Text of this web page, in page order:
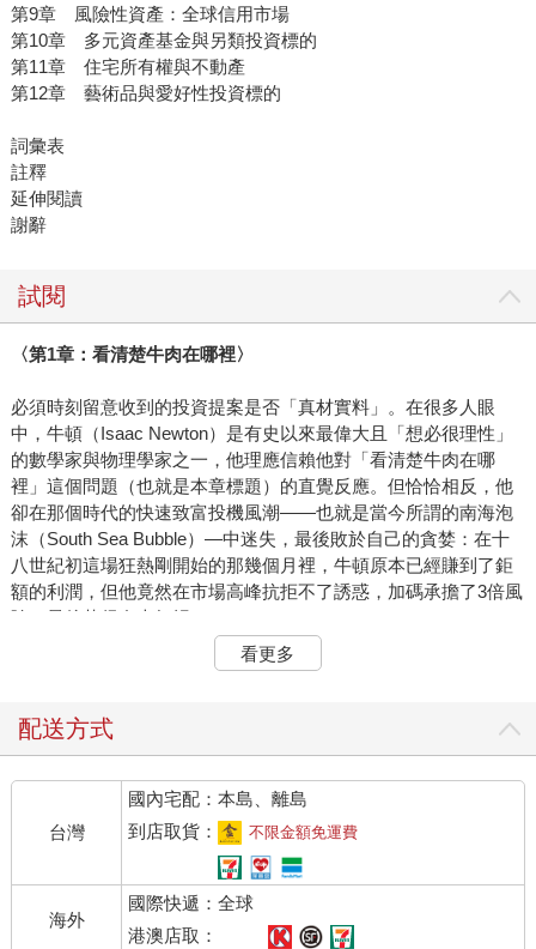
第9章 風險性資產：全球信用市場
第10章 多元資產基金與另類投資標的
第11章 住宅所有權與不動產
第12章 藝術品與愛好性投資標的
詞彙表
註釋
延伸閱讀
謝辭
試閱
〈第1章：看清楚牛肉在哪裡〉
必須時刻留意收到的投資提案是否「真材實料」。在很多人眼
中，牛頓（Isaac Newton）是有史以來最偉大且「想必很理性」
的數學家與物理學家之一，他理應信賴他對「看清楚牛肉在哪
裡」這個問題（也就是本章標題）的直覺反應。但恰恰相反，他
卻在那個時代的快速致富投機風潮——也就是當今所謂的南海泡
沫（South Sea Bubble）—中迷失，最後敗於自己的貪婪：在十
八世紀初這場狂熱剛開始的那幾個月裡，牛頓原本已經賺到了鉅
額的利潤，但他竟然在市場高峰抗拒不了誘惑，加碼承擔了3倍風
險，最後落得血本無歸。
如果我們向17 世紀的荷蘭鬱金香球莖投機買家提出一個反覆在本
的答覆應該都冠冕堂皇，否則一開始根本就不會投入這場狂熱。
資金投入馬多夫（Bernie Madoff）龐大詐騙案的投資人，就是因
為沒有好好思考這個問題，最終自毀前程；而當初曾省思這個問
題的人，則因為無法找到足以令人信服的答案而得以趨吉避凶。
自古以來，不節制投資的行為總是一再引來瘋狂的廣泛關注，在
那樣的狂熱時刻，很多散戶投資人都自以為找到了致富捷徑而瘋
狂投入其中。但在深思熟慮的散戶投資人眼中，不管一個被大肆
看更多
配送方式
台灣
國內宅配：本島、離島
到店取貨：
不限金額免運費
海外
國際快遞：全球
港澳店取：